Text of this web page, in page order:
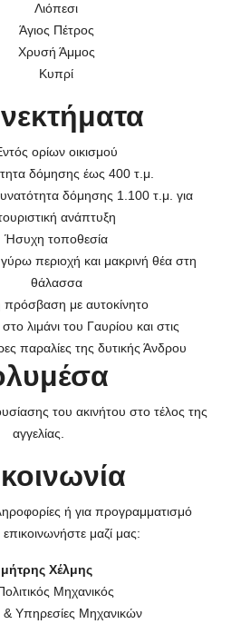
Λιόπεσι
Άγιος Πέτρος
Χρυσή Άμμος
Κυπρί
ορίων οικισμού
δόμησης έως 400 τ.μ.
δόμησης 1.100 τ.μ. για
ανάπτυξη
Ήσυχη τοποθεσία
περιοχή και μακρινή θέα στη
θάλασσα
με αυτοκίνητο
λιμάνι του Γαυρίου και στις
παραλίες της δυτικής Άνδρου
του ακινήτου στο τέλος της
αγγελίας.
ή για προγραμματισμό
μαζί μας:
Χέλμης
Μηχανικός
Υπηρεσίες Μηχανικών